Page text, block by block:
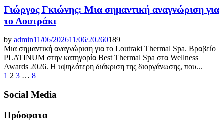
Γιώργος Γκιώνης: Μια σημαντική αναγνώριση για
το Λουτράκι
by admin11/06/202611/06/20260189
Μια σημαντική αναγνώριση για το Loutraki Thermal Spa. Βραβείο
PLATINUM στην κατηγορία Best Thermal Spa στα Wellness
Awards 2026. Η υψηλότερη διάκριση της διοργάνωσης, που...
Posts
pagination
1 2 3 … 8
Social Media
Πρόσφατα